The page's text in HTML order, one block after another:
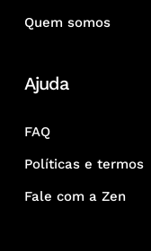
Quem somos
Ajuda
FAQ
Políticas e termos
Fale com a Zen